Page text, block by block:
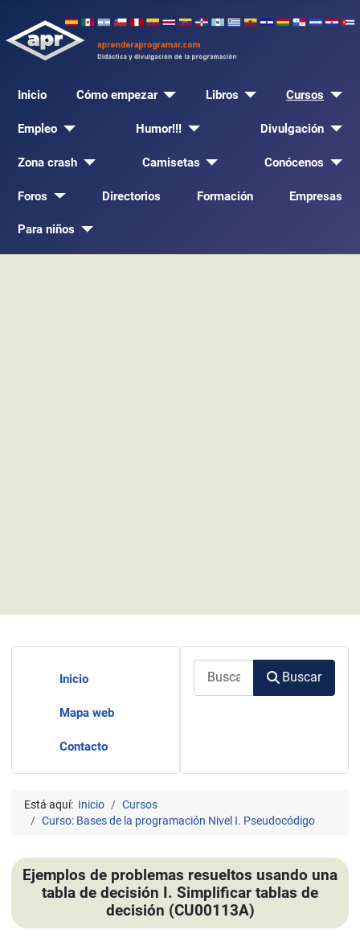
Inicio Cómo empezar Libros Cursos
Empleo Humor!!! Divulgación
Zona crash Camisetas Conócenos
Foros Directorios Formación Empresas
Para niños
Inicio
Mapa web
Contacto
Buscar
Está aquí: Inicio
Cursos
Curso: Bases de la programación Nivel I. Pseudocódigo
Ejemplos de problemas resueltos usando una
tabla de decisión I. Simplificar tablas de
decisión (CU00113A)